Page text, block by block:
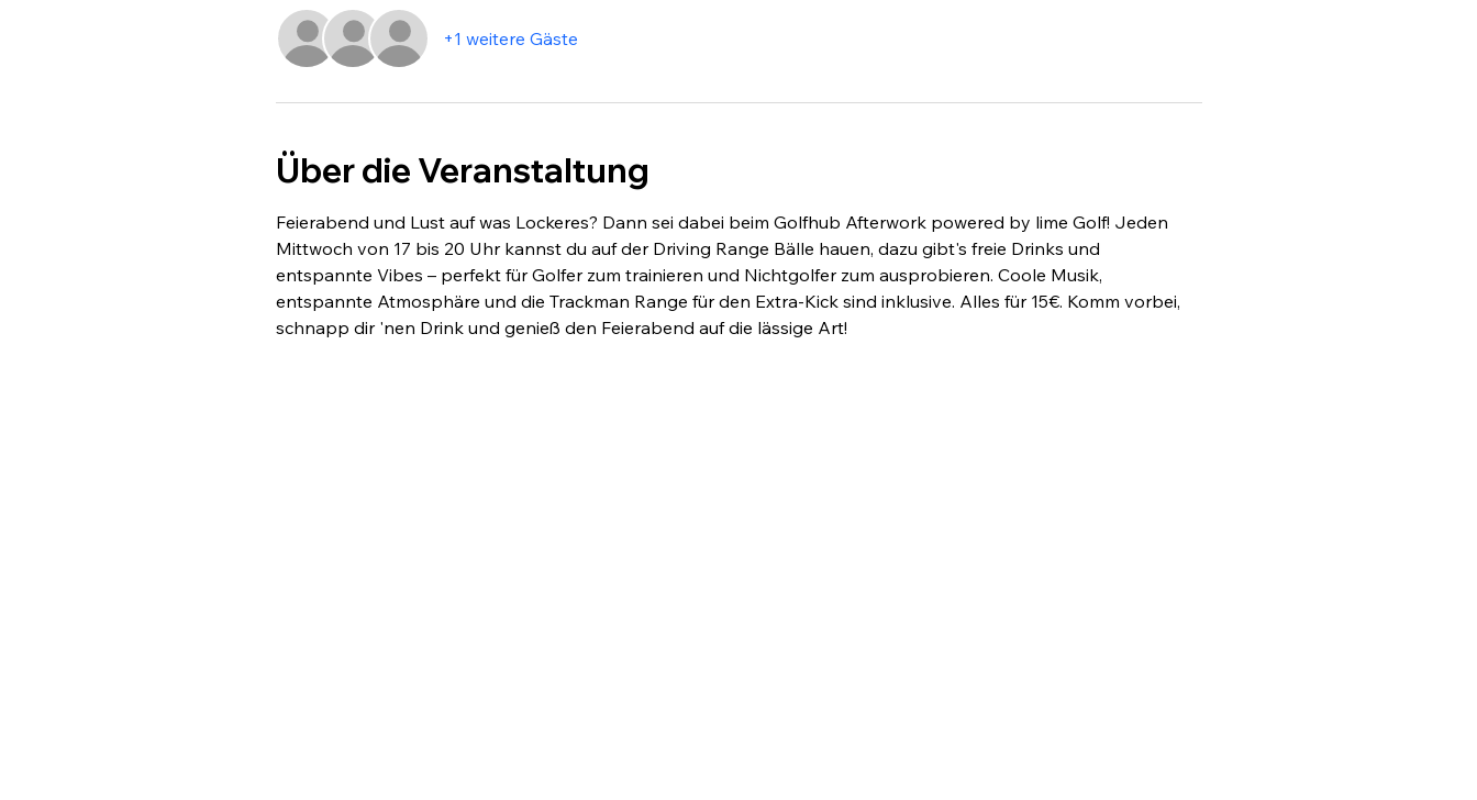
+1 weitere Gäste
Über die Veranstaltung
Feierabend und Lust auf was Lockeres? Dann sei dabei beim Golfhub Afterwork powered by lime Golf! Jeden
Mittwoch von 17 bis 20 Uhr kannst du auf der Driving Range Bälle hauen, dazu gibt's freie Drinks und
entspannte Vibes – perfekt für Golfer zum trainieren und Nichtgolfer zum ausprobieren. Coole Musik,
entspannte Atmosphäre und die Trackman Range für den Extra-Kick sind inklusive. Alles für 15€. Komm vorbei,
schnapp dir 'nen Drink und genieß den Feierabend auf die lässige Art!